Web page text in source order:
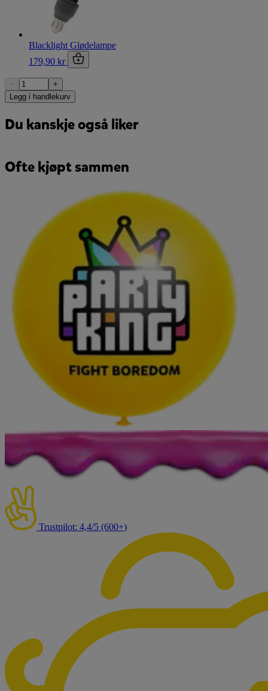
Blacklight Glødelampe
179,90 kr
−
+
Legg i handlekurv
Du kanskje også liker
Ofte kjøpt sammen
Trustpilot: 4,4/5 (600+)